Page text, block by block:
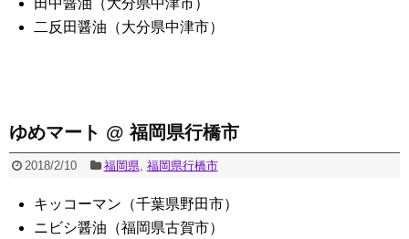
田中醤油（大分県中津市）
二反田醤油（大分県中津市）
ゆめマート @ 福岡県行橋市
2018/2/10 福岡県, 福岡県行橋市
キッコーマン（千葉県野田市）
ニビシ醤油（福岡県古賀市）